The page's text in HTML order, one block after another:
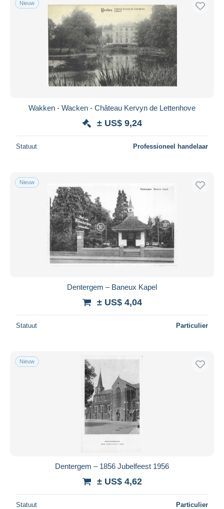
Gratis levering
Betaalmiddelen
PayPal
Bankoverschrijving
Visa
Mastercard
iDeal
Toepassen
Nieuw
Wakken - Wacken - Château Kervyn de Lettenhove
± US$ 9,24
Statuut Professioneel handelaar
Nieuw
Dentergem – Baneux Kapel
± US$ 4,04
Statuut Particulier
Nieuw
Dentergem – 1856 Jubelfeest 1956
± US$ 4,62
Statuut Particulier